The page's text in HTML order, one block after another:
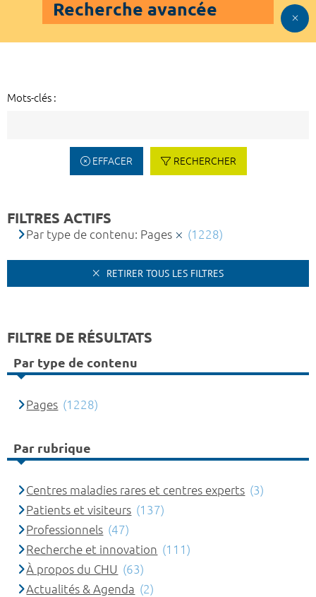
Recherche avancée
Mots-clés :
EFFACER RECHERCHER
FILTRES ACTIFS
Par type de contenu: Pages (1228)
RETIRER TOUS LES FILTRES
FILTRE DE RÉSULTATS
Par type de contenu
Pages (1228)
Par rubrique
Centres maladies rares et centres experts (3)
Patients et visiteurs (137)
Professionnels (47)
Recherche et innovation (111)
À propos du CHU (63)
Actualités & Agenda (2)